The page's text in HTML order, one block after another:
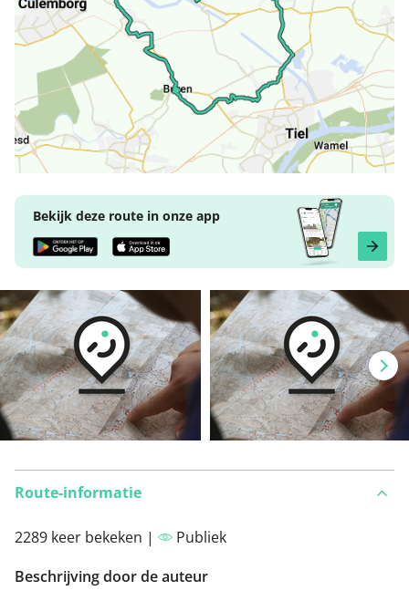
Bekijk deze route in onze app
Route-informatie
2289 keer bekeken |
Publiek
Beschrijving door de auteur